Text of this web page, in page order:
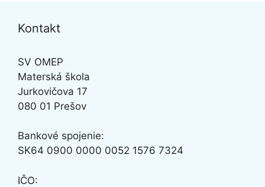
Kontakt
SV OMEP
Materská škola
Jurkovičova 17
080 01 Prešov
Bankové spojenie:
SK64 0900 0000 0052 1576 7324
IČO: